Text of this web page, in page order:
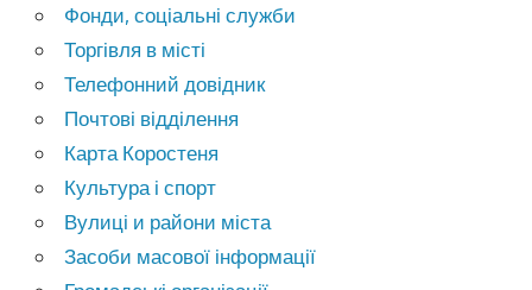
Фонди, соціальні служби
Торгівля в місті
Телефонний довідник
Почтові відділення
Карта Коростеня
Культура і спорт
Вулиці и райони міста
Засоби масової інформації